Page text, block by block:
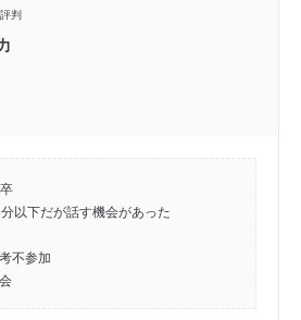
判
以下だが話す機会があった
不参加